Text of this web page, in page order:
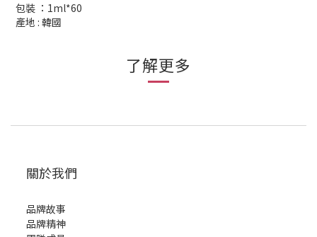
包裝 ：1ml*60
產地 : 韓國
了解更多
關於我們
品牌故事
品牌精神